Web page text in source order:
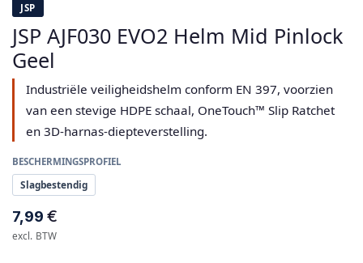
JSP
JSP AJF030 EVO2 Helm Mid Pinlock
Geel
Industriële veiligheidshelm conform EN 397, voorzien
van een stevige HDPE schaal, OneTouch™ Slip Ratchet
en 3D-harnas-diepteverstelling.
BESCHERMINGSPROFIEL
Slagbestendig
7,99 €
excl. BTW